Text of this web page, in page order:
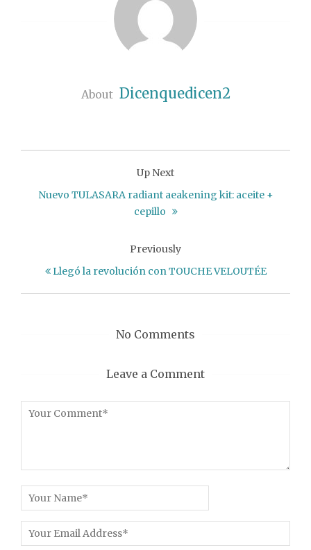
About Dicenquedicen2
Up Next
Nuevo TULASARA radiant aeakening kit: aceite +
cepillo
Previously
Llegó la revolución con TOUCHE VELOUTÉE
No Comments
Leave a Comment